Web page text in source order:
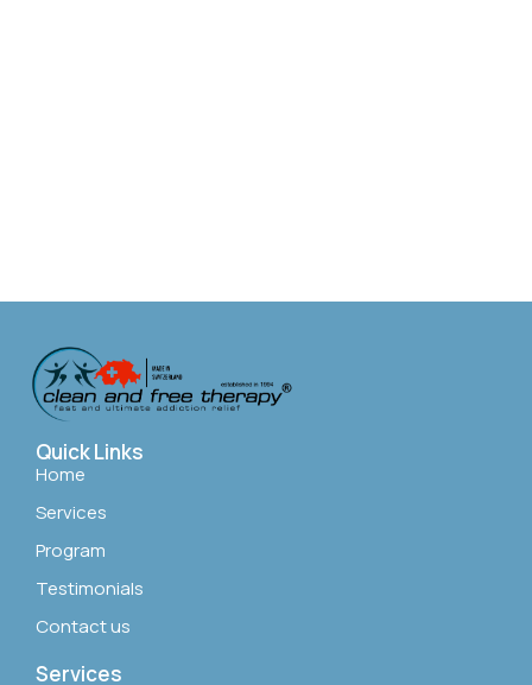
Quick Links
Home
Services
Program
Testimonials
Contact us
Services